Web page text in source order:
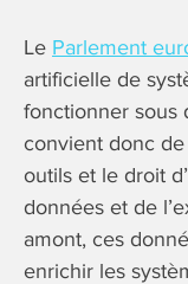
Le Parlement
artificielle de
fonctionner sous
convient donc
outils et le droit
données et de
amont, ces
enrichir les